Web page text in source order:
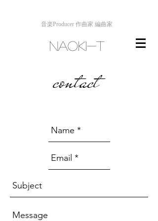
NAOKI-T
音楽Producer 作曲家 編曲家
contact